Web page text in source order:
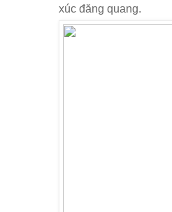
xúc đăng quang.